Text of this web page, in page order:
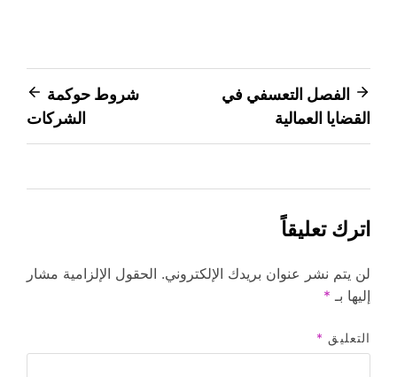
تصفّح
المقالات
الفصل التعسفي في
القضايا العمالية
شروط حوكمة
الشركات
اترك تعليقاً
لن يتم نشر عنوان بريدك الإلكتروني. الحقول الإلزامية مشار
إليها بـ *
التعليق *